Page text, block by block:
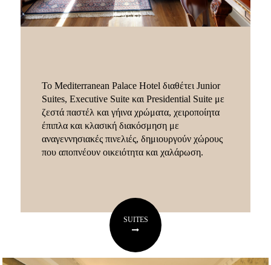
Το Mediterranean Palace Hotel διαθέτει Junior
Suites, Executive Suite και Presidential Suite με
ζεστά παστέλ και γήινα χρώματα, χειροποίητα
έπιπλα και κλασική διακόσμηση με
αναγεννησιακές πινελιές, δημιουργούν χώρους
που αποπνέουν οικειότητα και χαλάρωση.
SUITES